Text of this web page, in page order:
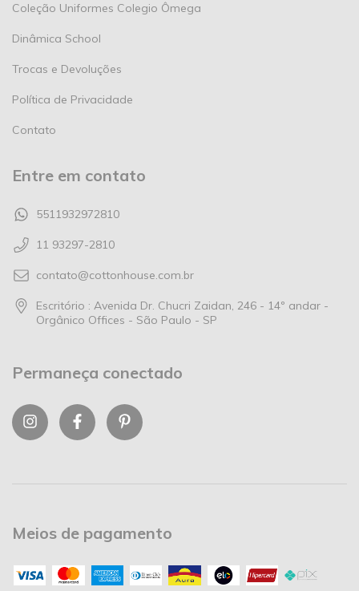
Coleção Uniformes Colegio Ômega
Dinâmica School
Trocas e Devoluções
Política de Privacidade
Contato
Entre em contato
5511932972810
11 93297-2810
contato@cottonhouse.com.br
Escritório : Avenida Dr. Chucri Zaidan, 246 - 14º andar -
Orgânico Offices - São Paulo - SP
Permaneça conectado
Meios de pagamento